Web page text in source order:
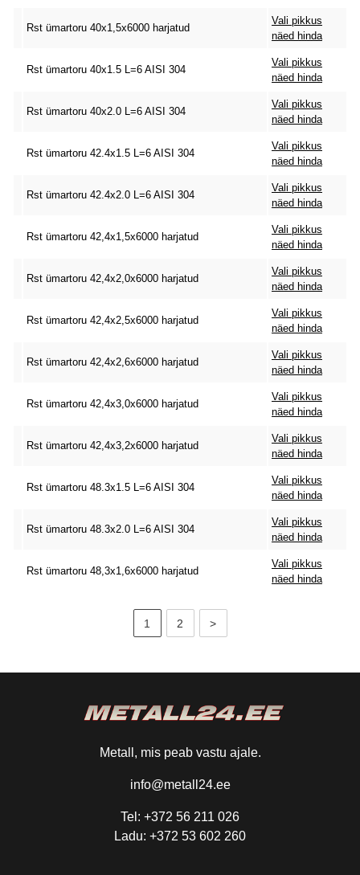
Rst ümartoru 40x1,5x6000 harjatud
Vali pikkus
näed hinda
Rst ümartoru 40x1.5 L=6 AISI 304
Vali pikkus
näed hinda
Rst ümartoru 40x2.0 L=6 AISI 304
Vali pikkus
näed hinda
Rst ümartoru 42.4x1.5 L=6 AISI 304
Vali pikkus
näed hinda
Rst ümartoru 42.4x2.0 L=6 AISI 304
Vali pikkus
näed hinda
Rst ümartoru 42,4x1,5x6000 harjatud
Vali pikkus
näed hinda
Rst ümartoru 42,4x2,0x6000 harjatud
Vali pikkus
näed hinda
Rst ümartoru 42,4x2,5x6000 harjatud
Vali pikkus
näed hinda
Rst ümartoru 42,4x2,6x6000 harjatud
Vali pikkus
näed hinda
Rst ümartoru 42,4x3,0x6000 harjatud
Vali pikkus
näed hinda
Rst ümartoru 42,4x3,2x6000 harjatud
Vali pikkus
näed hinda
Rst ümartoru 48.3x1.5 L=6 AISI 304
Vali pikkus
näed hinda
Rst ümartoru 48.3x2.0 L=6 AISI 304
Vali pikkus
näed hinda
Rst ümartoru 48,3x1,6x6000 harjatud
Vali pikkus
näed hinda
1 2 >
Metall, mis peab vastu ajale.
info@metall24.ee
Tel: +372 56 211 026
Ladu: +372 53 602 260